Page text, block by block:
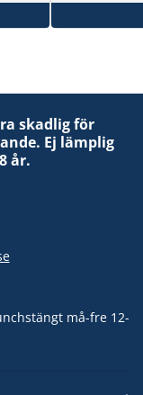
skadlig för
Ej lämplig
år.
må-fre 12-